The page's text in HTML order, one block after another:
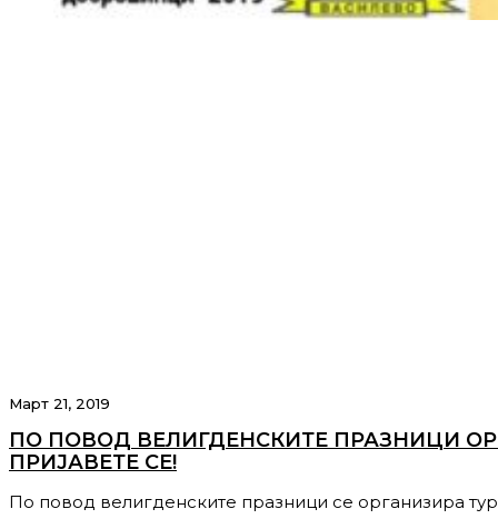
Март 21, 2019
ПО ПОВОД ВЕЛИГДЕНСКИТЕ ПРАЗНИЦИ
ПРИЈАВЕТЕ СЕ!
По повод велигденските празници се организира